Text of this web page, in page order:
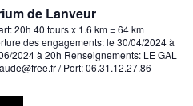
de Lanveur
20h 40 tours x 1.6 km = 64 km
des engagements: le 30/04/2024 à
2024 à 20h Renseignements: LE GAL
/ Port: 06.31.12.27.86